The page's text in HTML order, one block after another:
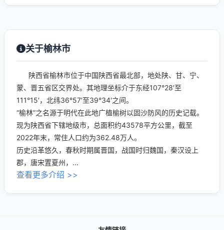
关于榆林市
陕西省榆林市位于中国陕西省最北部，地处陕、甘、宁、
蒙、晋五省区交界处。其地理坐标介于东经107°28′至
111°15′，北纬36°57′至39°34′之间。
“榆林”之名源于明代在此地广植榆树以固沙防风的历史记载。
现为陕西省下辖地级市，总面积约43578平方公里，截至
2022年末，常住人口约为362.48万人。
历史沿革悠久，春秋时期属晋国，战国时归魏国，秦汉设上
郡，唐宋置夏州，...
查看更多介绍 >>